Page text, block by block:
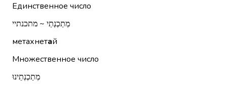
Единственное число
מְתַכְנְתַי ~ מתכנתיי
метахнетай
Множественное число
מְתַכְנְתֵינוּ